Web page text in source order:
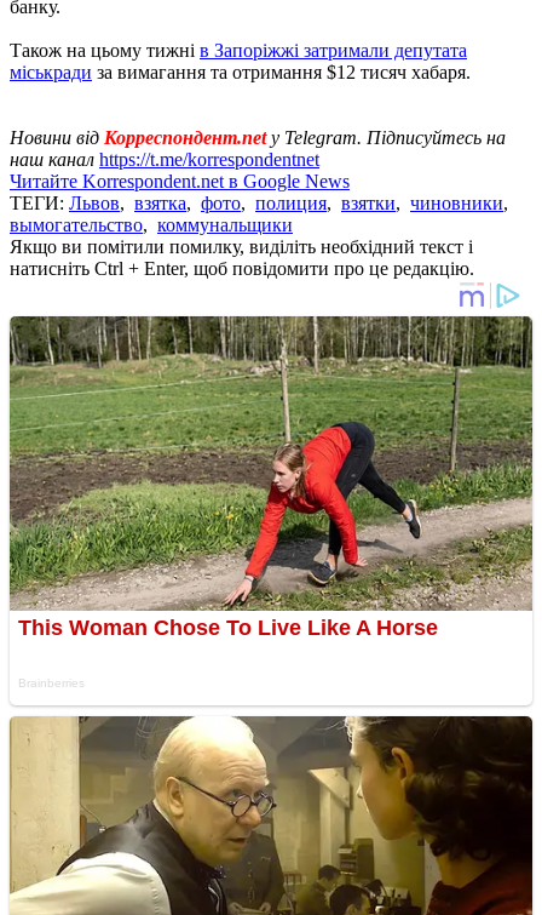
банку.
Також на цьому тижні в Запоріжжі затримали депутата
міськради за вимагання та отримання $12 тисяч хабаря.
Новини від Корреспондент.net у Telegram. Підписуйтесь на
наш канал https://t.me/korrespondentnet
Читайте Korrespondent.net в Google News
ТЕГИ: Львов, взятка, фото, полиция, взятки, чиновники,
вымогательство, коммунальщики
Якщо ви помітили помилку, виділіть необхідний текст і
натисніть Ctrl + Enter, щоб повідомити про це редакцію.